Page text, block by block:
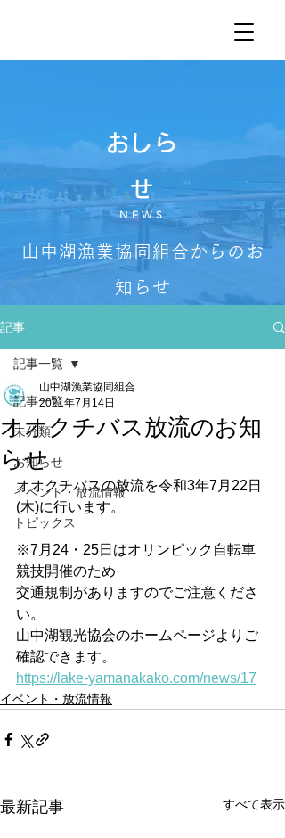
NEWS
​おしら
せ
山中湖漁業協同組合からのお
知らせ
記事
記事一覧
未分類
お知らせ
イベント・放流情報
トピックス
記事一覧
オオクチバス放流のお知
らせ
山中湖漁業協同組合
2021年7月14日
オオクチバスの放流を令和3年7月22日
(木)に行います。
※7月24・25日はオリンピック自転車
競技開催のため
交通規制がありますのでご注意くださ
い。
山中湖観光協会のホームページよりご
確認できます。
https://lake-yamanakako.com/news/17
イベント・放流情報
最新記事 すべて表示